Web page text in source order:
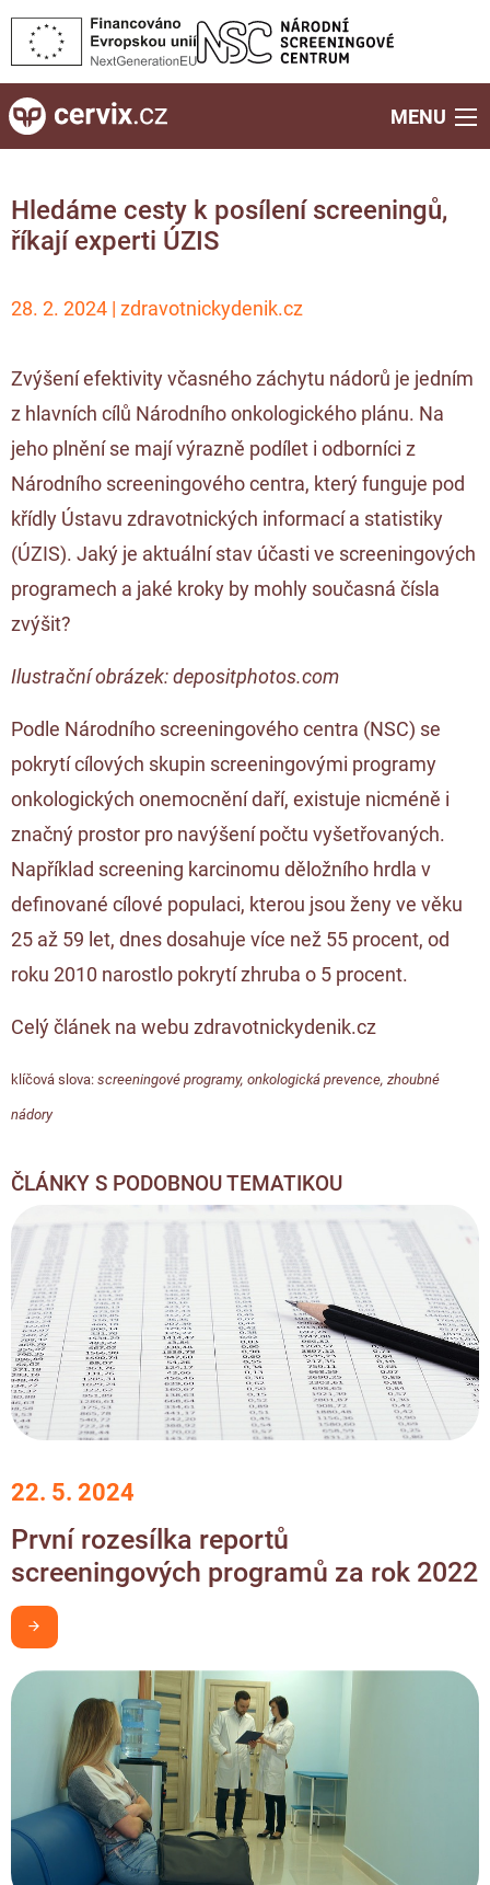
MENU
Hledáme cesty k posílení screeningů,
říkají experti ÚZIS
28. 2. 2024 | zdravotnickydenik.cz
Zvýšení efektivity včasného záchytu nádorů je jedním
z hlavních cílů Národního onkologického plánu. Na
jeho plnění se mají výrazně podílet i odborníci z
Národního screeningového centra, který funguje pod
křídly Ústavu zdravotnických informací a statistiky
(ÚZIS). Jaký je aktuální stav účasti ve screeningových
programech a jaké kroky by mohly současná čísla
zvýšit?
Ilustrační obrázek: depositphotos.com
Podle Národního screeningového centra (NSC) se
pokrytí cílových skupin screeningovými programy
onkologických onemocnění daří, existuje nicméně i
značný prostor pro navýšení počtu vyšetřovaných.
Například screening karcinomu děložního hrdla v
definované cílové populaci, kterou jsou ženy ve věku
25 až 59 let, dnes dosahuje více než 55 procent, od
roku 2010 narostlo pokrytí zhruba o 5 procent.
Celý článek na webu zdravotnickydenik.cz
klíčová slova: screeningové programy, onkologická prevence, zhoubné
nádory
ČLÁNKY S PODOBNOU TEMATIKOU
22. 5. 2024
První rozesílka reportů
screeningových programů za rok 2022